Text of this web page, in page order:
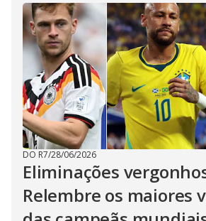
DO R7/28/06/2026
Eliminações
Relembre os maiores